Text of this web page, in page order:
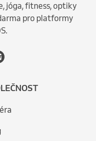
jóga, fitness, optiky
pro platformy